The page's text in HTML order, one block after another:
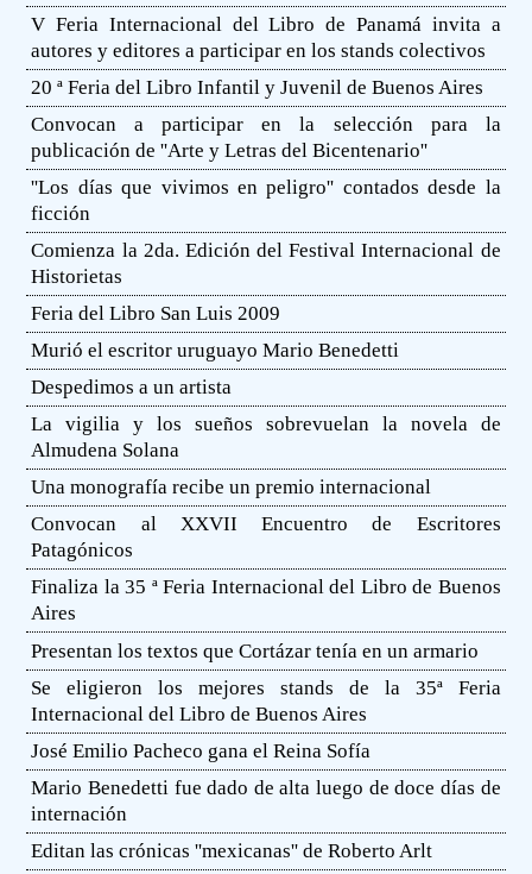
V Feria Internacional del Libro de Panamá invita a
autores y editores a participar en los stands colectivos
20 ª Feria del Libro Infantil y Juvenil de Buenos Aires
Convocan a participar en la selección para la
publicación de ''Arte y Letras del Bicentenario''
''Los días que vivimos en peligro'' contados desde la
ficción
Comienza la 2da. Edición del Festival Internacional de
Historietas
Feria del Libro San Luis 2009
Murió el escritor uruguayo Mario Benedetti
Despedimos a un artista
La vigilia y los sueños sobrevuelan la novela de
Almudena Solana
Una monografía recibe un premio internacional
Convocan al XXVII Encuentro de Escritores
Patagónicos
Finaliza la 35 ª Feria Internacional del Libro de Buenos
Aires
Presentan los textos que Cortázar tenía en un armario
Se eligieron los mejores stands de la 35ª Feria
Internacional del Libro de Buenos Aires
José Emilio Pacheco gana el Reina Sofía
Mario Benedetti fue dado de alta luego de doce días de
internación
Editan las crónicas ''mexicanas'' de Roberto Arlt